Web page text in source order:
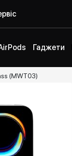
Гаджети
(MWT03)